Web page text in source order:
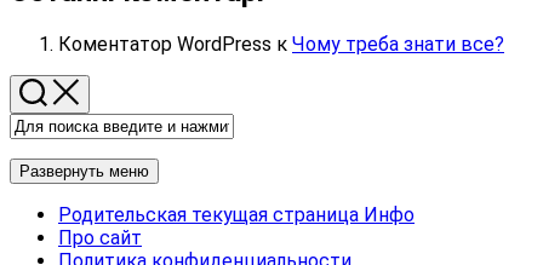
Коментатор WordPress к Чому треба знати все?
Развернуть меню
Родительская текущая страница Инфо
Про сайт
Политика конфиденциальности